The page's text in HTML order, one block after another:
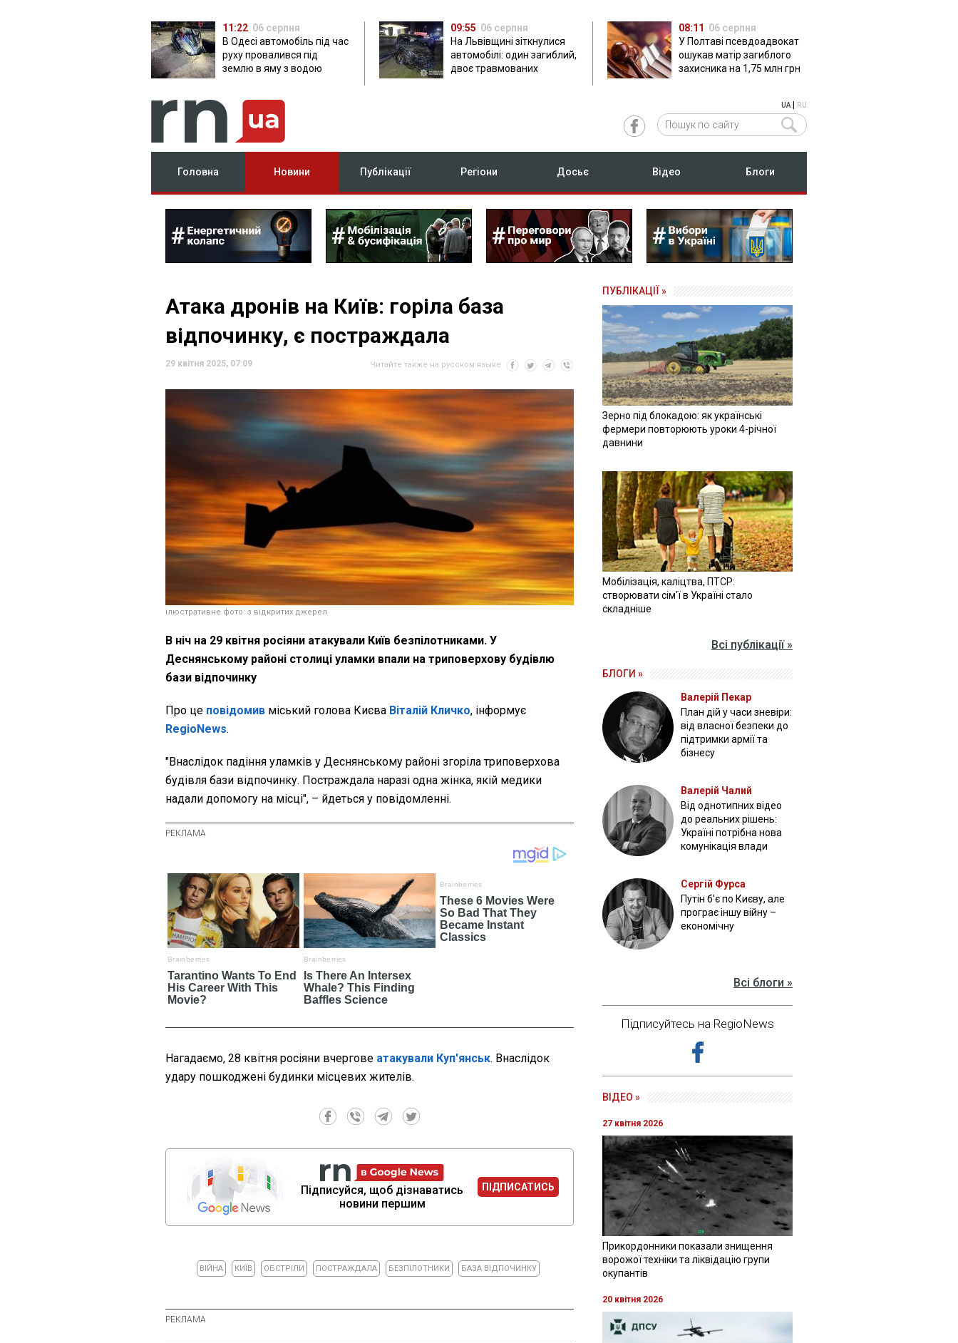
11:22 06 серпня
В Одесі автомобіль під час
руху провалився під
землю в яму з водою
09:55 06 серпня
На Львівщині зіткнулися
автомобілі: один загиблий,
двоє травмованих
08:11 06 серпня
У Полтаві псевдоадвокат
ошукав матір загиблого
захисника на 1,75 млн грн
UA| RU
Головна Новини Публікації Регіони Досьє Відео Блоги
Атака дронів на Київ: горіла база
відпочинку, є постраждала
29 квітня 2025, 07:09 Читайте также на русском языке
ілюстративне фото: з відкритих джерел
В ніч на 29 квітня росіяни атакували Київ безпілотниками. У
Деснянському районі столиці уламки впали на триповерхову будівлю
бази відпочинку
Про це повідомив міський голова Києва Віталій Кличко, інформує
RegioNews.
"Внаслідок падіння уламків у Деснянському районі згоріла триповерхова
будівля бази відпочинку. Постраждала наразі одна жінка, якій медики
надали допомогу на місці", – йдеться у повідомленні.
Нагадаємо, 28 квітня росіяни вчергове атакували Куп'янськ. Внаслідок
удару пошкоджені будинки місцевих жителів.
Підписуйся, щоб дізнаватись
новини першим
ПІДПИСАТИСЬ
ВІЙНА КИЇВ ОБСТРІЛИ ПОСТРАЖДАЛА БЕЗПІЛОТНИКИ БАЗА ВІДПОЧИНКУ
ПУБЛІКАЦІЇ »
Зерно під блокадою: як українські
фермери повторюють уроки 4-річної
давнини
Мобілізація, каліцтва, ПТСР:
створювати сім'ї в Україні стало
складніше
Всі публікації »
БЛОГИ »
Валерій Пекар
План дій у часи зневіри:
від власної безпеки до
підтримки армії та
бізнесу
Валерій Чалий
Від однотипних відео
до реальних рішень:
Україні потрібна нова
комунікація влади
Сергій Фурса
Путін б'є по Києву, але
програє іншу війну –
економічну
Всі блоги »
Підписуйтесь на RegioNews
ВІДЕО »
27 квітня 2026
Прикордонники показали знищення
ворожої техніки та ліквідацію групи
окупантів
20 квітня 2026